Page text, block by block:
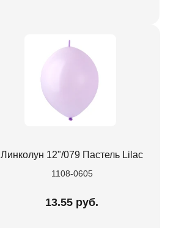
Линколун 12"/079 Пастель Lilac
1108-0605
13.55 руб.